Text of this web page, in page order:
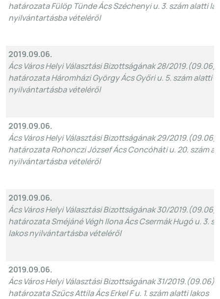
határozata Fülöp Tünde Ács Széchenyi u. 3. szám alatti
nyilvántartásba vételéről
2019.09.06.
Ács Város Helyi Választási Bizottságának 28/
határozata Háromházi György Ács Győri u. 5. szám alatti
nyilvántartásba vételéről
2019.09.06.
Ács Város Helyi Választási Bizottságának 29/
határozata Rohonczi József Ács Concóháti u. 20. szám
nyilvántartásba vételéről
2019.09.06.
Ács Város Helyi Választási Bizottságának 30/
határozata Sméjáné Végh Ilona Ács Csermák Hugó u. 3.
lakos nyilvántartásba vételéről
2019.09.06.
Ács Város Helyi Választási Bizottságának 31/2019.(09.06).
határozata Szűcs Attila Ács Erkel F u. 1. szám alatti lakos